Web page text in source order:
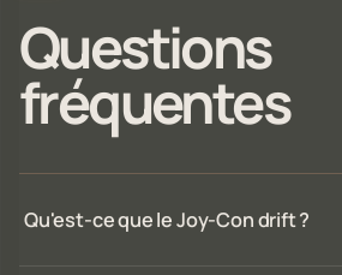
Questions
fréquentes
Qu'est-ce que le Joy-Con drift ?